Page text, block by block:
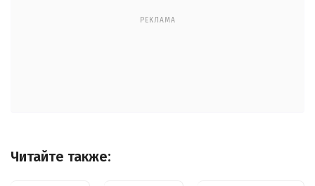
РЕКЛАМА
Читайте также: